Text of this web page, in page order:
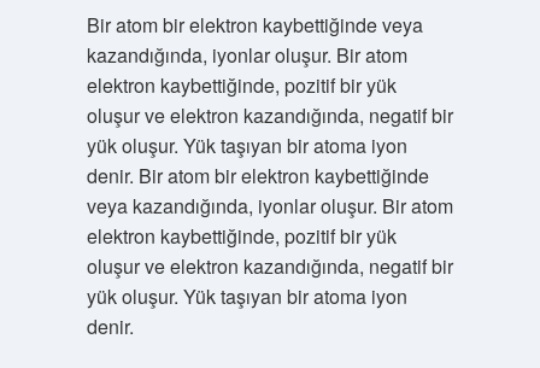
Bir atom bir elektron kaybettiğinde veya
kazandığında, iyonlar oluşur. Bir atom
elektron kaybettiğinde, pozitif bir yük
oluşur ve elektron kazandığında, negatif bir
yük oluşur. Yük taşıyan bir atoma iyon
denir. Bir atom bir elektron kaybettiğinde
veya kazandığında, iyonlar oluşur. Bir atom
elektron kaybettiğinde, pozitif bir yük
oluşur ve elektron kazandığında, negatif bir
yük oluşur. Yük taşıyan bir atoma iyon
denir.